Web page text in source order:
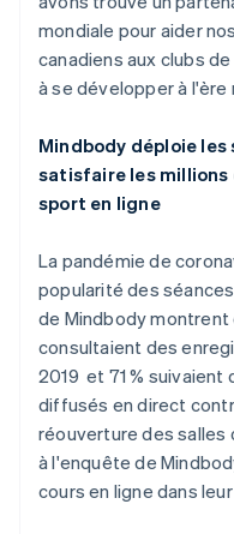
mondiale pour aider
canadiens aux clubs
à se développer à l'ère
Mindbody déploie
satisfaire les millions
sport en ligne
La pandémie de
popularité des
de Mindbody montrent
consultaient des
2019 et 71 %
diffusés en direct
réouverture des salles
à l'enquête de
cours en ligne dans
Allemagne
DeutschEnglish
Australie
English
Autriche